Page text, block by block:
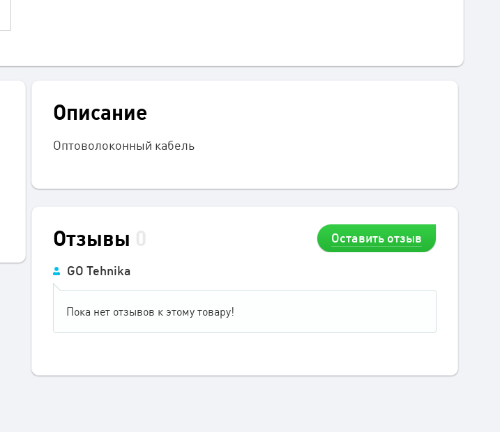
Описание
Оптоволоконный кабель
Отзывы Оставить отзыв
GO Tehnika
Пока нет отзывов к этому товару!